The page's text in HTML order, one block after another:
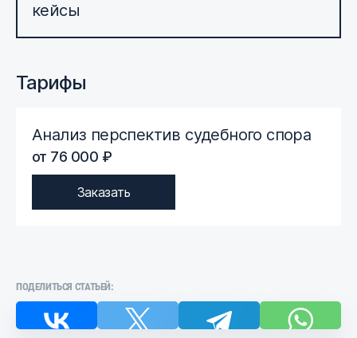
кейсы
Тарифы
Анализ перспектив судебного спора
от 76 000 ₽
Заказать
ПОДЕЛИТЬСЯ СТАТЬЕЙ: